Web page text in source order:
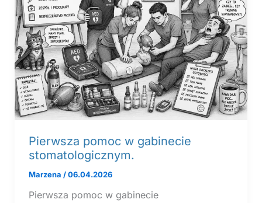
Pierwsza pomoc w gabinecie
stomatologicznym.
Marzena /06.04.2026
Pierwsza pomoc w gabinecie